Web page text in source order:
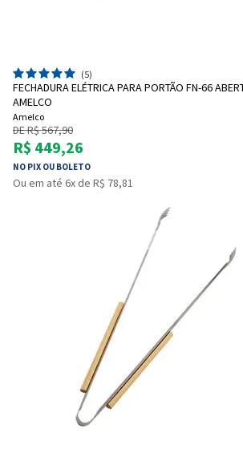
(5)
FECHADURA ELÉTRICA PARA PORTÃO FN-66
AMELCO
Amelco
DE R$ 567,90
R$ 449,26
NO PIX OU BOLETO
Ou em até 6x de R$ 78,81